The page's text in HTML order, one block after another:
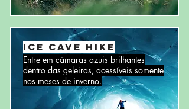
Ice Cave Hike
Entre em câmaras azuis brilhantes
dentro das geleiras, acessíveis somente
nos meses de inverno.